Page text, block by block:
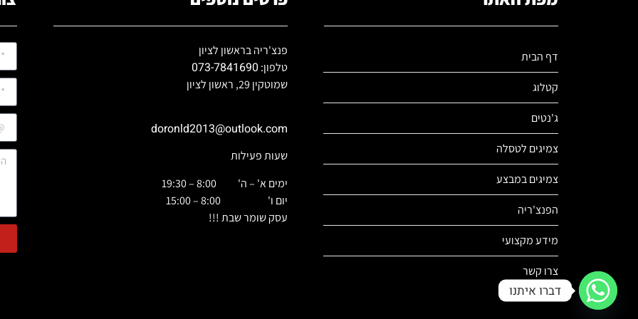
דף הבית
קטלוג
ג'נטים
צמיגים לטסלה
צמיגים במבצע
הפנצ'ריה
מידע מקצועי
צרו קשר
פנצ'ריה בראשון לציון
טלפון:073-7841690
שמוטקין 29, ראשון לציון
doronld2013@outlook.com
שעות פעילות
ימים א' – ה' 8:00 – 19:30
יום ו' 8:00 – 15:00
עסק שומר שבת !!!
דברו איתנו